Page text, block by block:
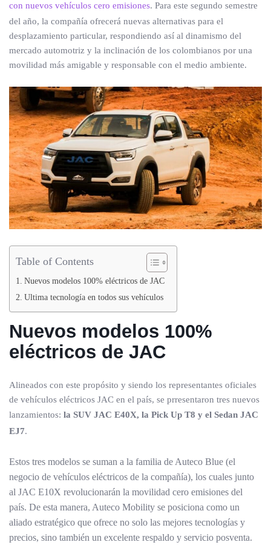
con nuevos vehículos cero emisiones. Para este segundo semestre
del año, la compañía ofrecerá nuevas alternativas para el
desplazamiento particular, respondiendo así al dinamismo del
mercado automotriz y la inclinación de los colombianos por una
movilidad más amigable y responsable con el medio ambiente.
Table of Contents
Nuevos modelos 100% eléctricos de JAC
Ultima tecnología en todos sus vehículos
Nuevos modelos 100%
eléctricos de JAC
Alineados con este propósito y siendo los representantes oficiales
de vehículos eléctricos JAC en el país, se prresentaron tres nuevos
lanzamientos: la SUV JAC E40X, la Pick Up T8 y el Sedan JAC
EJ7.
Estos tres modelos se suman a la familia de Auteco Blue (el
negocio de vehículos eléctricos de la compañía), los cuales junto
al JAC E10X revolucionarán la movilidad cero emisiones del
país. De esta manera, Auteco Mobility se posiciona como un
aliado estratégico que ofrece no solo las mejores tecnologías y
precios, sino también un excelente respaldo y servicio posventa.